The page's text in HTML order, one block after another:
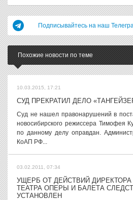
Подписывайтесь на наш
Похожие новости по теме
10.03.2015, 17:21
СУД ПРЕКРАТИЛ ДЕЛО
Суд не нашел правонарушений в
новосибирского режиссера Тимофея
по данному делу оправдан.
КоАП РФ...
03.02.2011, 07:34
УЩЕРБ ОТ ДЕЙСТВИЙ ДИРЕКТОРА
ТЕАТРА ОПЕРЫ И БАЛЕТА
УСТАНОВЛЕН